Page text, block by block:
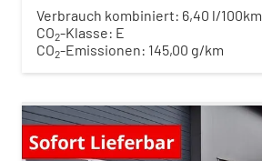
Verbrauch kombiniert: 6,40 l/100km
CO2-Klasse: E
CO2-Emissionen: 145,00 g/km